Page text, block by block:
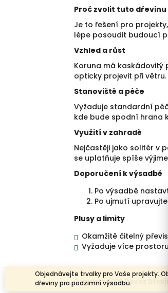
Objednávejte trvalky pro Vaše projekty.
dřeviny pro podzimní výsadbu.
Proč zvolit tuto dřevinu
Je to řešení pro
lépe posoudit budoucí
Vzhled a růst
Koruna má kaskádovitý
opticky projevit při
Stanoviště a péče
Vyžaduje standardní
kde bude spodní hrana
Využití v zahradě
Nejčastěji jako solitér v
se uplatňuje spíše
Doporučení k výsadbě
Po výsadbě
Po ujmutí
Plusy a limity
Okamžitě čitelný
Vyžaduje více
Copyright 2026Dovoz Dřevin